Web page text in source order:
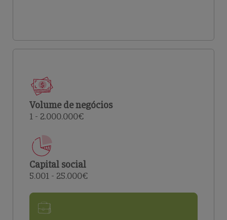
Volume de negócios
1 - 2.000.000€
Capital social
5.001 - 25.000€